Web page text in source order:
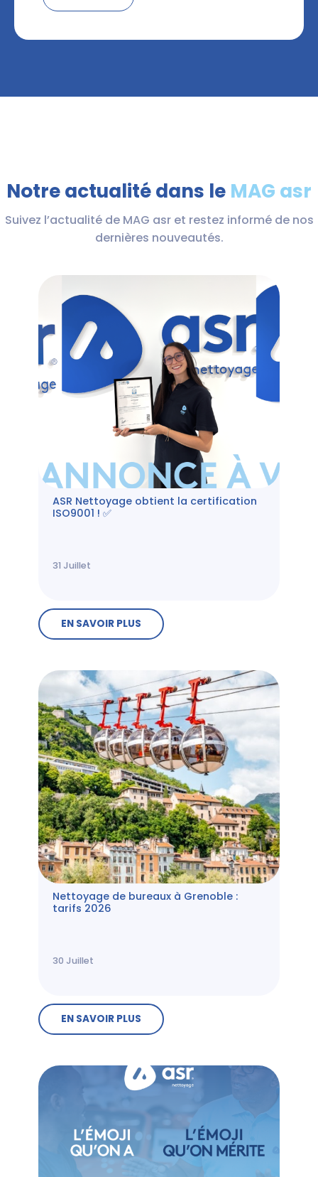
Notre actualité dans le MAG asr
Suivez l’actualité de MAG asr et restez informé de nos
dernières nouveautés.
ASR Nettoyage obtient la certification
ISO9001 ! ✅
31 Juillet
EN SAVOIR PLUS
Nettoyage de bureaux à Grenoble :
tarifs 2026
30 Juillet
EN SAVOIR PLUS